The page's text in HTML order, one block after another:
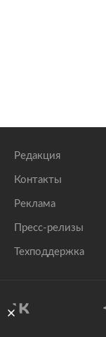
Редакция
Контакты
Реклама
Пресс-релизы
Техподдержка